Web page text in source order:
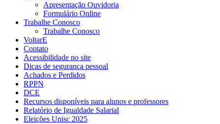
Apresentação Ouvidoria
Formulário Online
Trabalhe Conosco
Trabalhe Conosco
VoltarE
Contato
Acessibilidade no site
Dicas de segurança pessoal
Achados e Perdidos
RPPN
DCE
Recursos disponíveis para alunos e professores
Relatório de Igualdade Salarial
Eleições Unisc 2025